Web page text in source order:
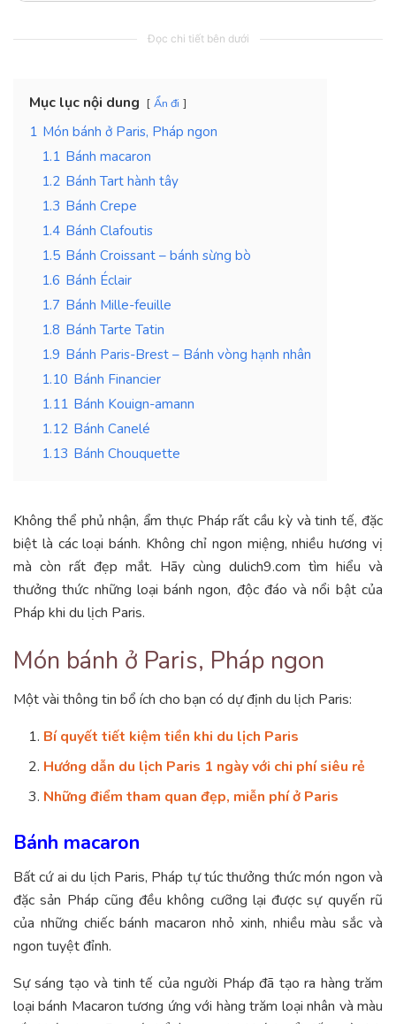
Đọc chi tiết bên dưới
Mục lục nội dung Ẩn đi
1 Món bánh ở Paris, Pháp ngon
1.1 Bánh macaron
1.2 Bánh Tart hành tây
1.3 Bánh Crepe
1.4 Bánh Clafoutis
1.5 Bánh Croissant – bánh sừng bò
1.6 Bánh Éclair
1.7 Bánh Mille-feuille
1.8 Bánh Tarte Tatin
1.9 Bánh Paris-Brest – Bánh vòng hạnh nhân
1.10 Bánh Financier
1.11 Bánh Kouign-amann
1.12 Bánh Canelé
1.13 Bánh Chouquette
Không thể phủ nhận, ẩm thực Pháp rất cầu kỳ và tinh tế, đặc
biệt là các loại bánh. Không chỉ ngon miệng, nhiều hương vị
mà còn rất đẹp mắt. Hãy cùng dulich9.com tìm hiểu và
thưởng thức những loại bánh ngon, độc đáo và nổi bật của
Pháp khi du lịch Paris.
Món bánh ở Paris, Pháp ngon
Một vài thông tin bổ ích cho bạn có dự định du lịch Paris:
Bí quyết tiết kiệm tiền khi du lịch Paris
Hướng dẫn du lịch Paris 1 ngày với chi phí siêu rẻ
Những điểm tham quan đẹp, miễn phí ở Paris
Bánh macaron
Bất cứ ai du lịch Paris, Pháp tự túc thưởng thức món ngon và
đặc sản Pháp cũng đều không cưỡng lại được sự quyến rũ
của những chiếc bánh macaron nhỏ xinh, nhiều màu sắc và
ngon tuyệt đỉnh.
Sự sáng tạo và tinh tế của người Pháp đã tạo ra hàng trăm
loại bánh Macaron tương ứng với hàng trăm loại nhân và màu